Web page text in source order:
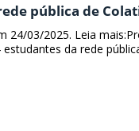
pública de
24/03/2025. Leia
da rede